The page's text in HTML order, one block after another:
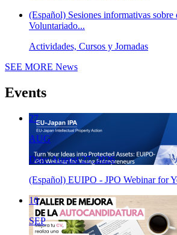
(Español) Sesiones informativas
Voluntariado...
Actividades, Cursos y Jornadas
SEE MORE News
Events
27
AUG
Date: August 27, 2026
(Español) EUIPO - JPO Webinar for
10
SEP